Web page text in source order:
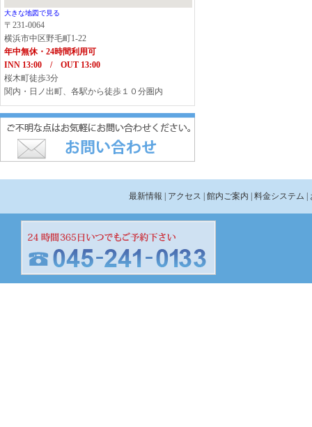
大きな地図で見る
〒231-0064
横浜市中区野毛町1-22
年中無休・24時間利用可
INN 13:00 / OUT 13:00
桜木町徒歩3分
関内・日ノ出町、各駅から徒歩１０分圏内
最新情報 | アクセス | 館内ご案内 | 料金システム